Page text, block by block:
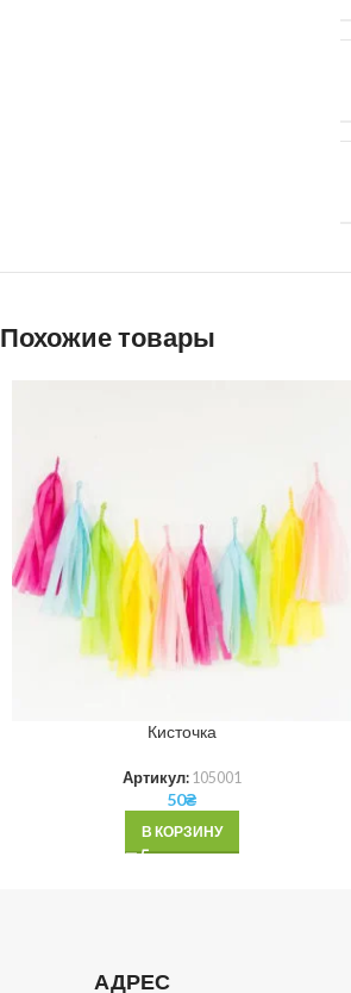
Похожие товары
Кисточка
Артикул: 105001
50₴
В КОРЗИНУ
АДРЕС